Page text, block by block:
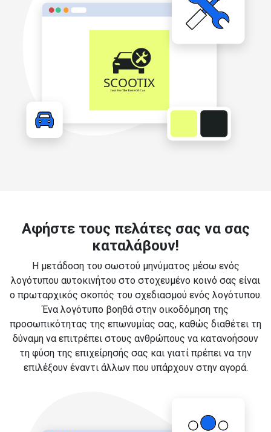
Αφήστε τους πελάτες σας να σας
καταλάβουν!
Η μετάδοση του σωστού μηνύματος μέσω ενός
λογότυπου αυτοκινήτου στο στοχευμένο κοινό σας είναι
ο πρωταρχικός σκοπός του σχεδιασμού ενός λογότυπου.
Ένα λογότυπο βοηθά στην οικοδόμηση της
προσωπικότητας της επωνυμίας σας, καθώς διαθέτει τη
δύναμη να επιτρέπει στους ανθρώπους να κατανοήσουν
τη φύση της επιχείρησής σας και γιατί πρέπει να την
επιλέξουν έναντι άλλων που υπάρχουν στην αγορά.